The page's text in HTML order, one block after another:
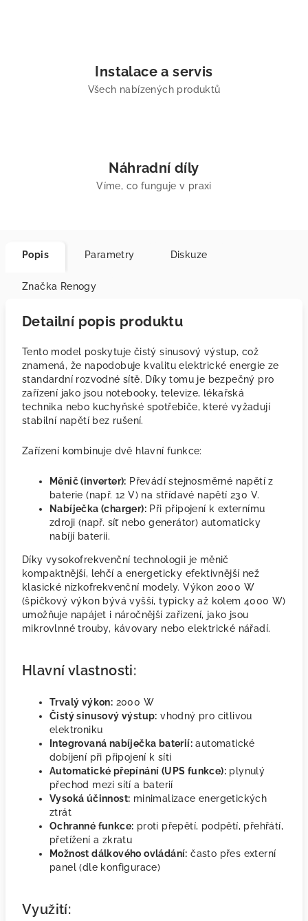
Instalace a servis
Všech nabízených produktů
Náhradní díly
Víme, co funguje v praxi
Popis Parametry Diskuze
Značka Renogy
Detailní popis produktu
Tento model poskytuje čistý sinusový výstup, což
znamená, že napodobuje kvalitu elektrické energie ze
standardní rozvodné sítě. Díky tomu je bezpečný pro
zařízení jako jsou notebooky, televize, lékařská
technika nebo kuchyňské spotřebiče, které vyžadují
stabilní napětí bez rušení.
Zařízení kombinuje dvě hlavní funkce:
Měnič (inverter): Převádí stejnosměrné napětí z
baterie (např. 12 V) na střídavé napětí 230 V.
Nabíječka (charger): Při připojení k externímu
zdroji (např. síť nebo generátor) automaticky
nabíjí baterii.
Díky vysokofrekvenční technologii je měnič
kompaktnější, lehčí a energeticky efektivnější než
klasické nízkofrekvenční modely. Výkon 2000 W
(špičkový výkon bývá vyšší, typicky až kolem 4000 W)
umožňuje napájet i náročnější zařízení, jako jsou
mikrovlnné trouby, kávovary nebo elektrické nářadí.
Hlavní vlastnosti:
Trvalý výkon: 2000 W
Čistý sinusový výstup: vhodný pro citlivou
elektroniku
Integrovaná nabíječka baterií: automatické
dobíjení při připojení k síti
Automatické přepínání (UPS funkce): plynulý
přechod mezi sítí a baterií
Vysoká účinnost: minimalizace energetických
ztrát
Ochranné funkce: proti přepětí, podpětí, přehřátí,
přetížení a zkratu
Možnost dálkového ovládání: často přes externí
panel (dle konfigurace)
Využití: